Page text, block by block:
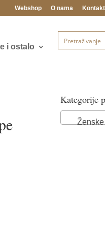
Webshop O nama Kontakt
i ostalo
Kategorije
Ženske